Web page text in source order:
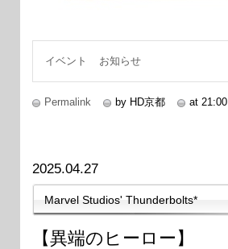
イベント お知らせ
Permalink by HD京都 at 21:00
2025.04.27
Marvel Studios' Thunderbolts*
【異端のヒーロー】